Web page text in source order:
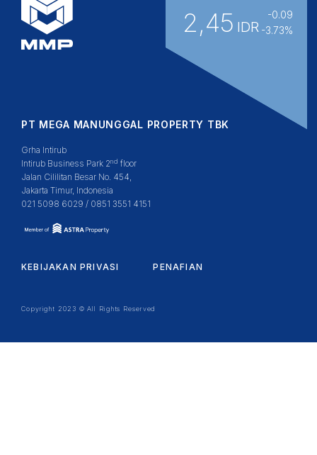
2,45 IDR
-0.09
-3.73%
PT MEGA MANUNGGAL PROPERTY TBK
Grha Intirub
Intirub Business Park 2nd floor
Jalan Cililitan Besar No. 454,
Jakarta Timur, Indonesia
021 5098 6029 / 0851 3551 4151
KEBIJAKAN PRIVASI PENAFIAN
Copyright 2023 © All Rights Reserved